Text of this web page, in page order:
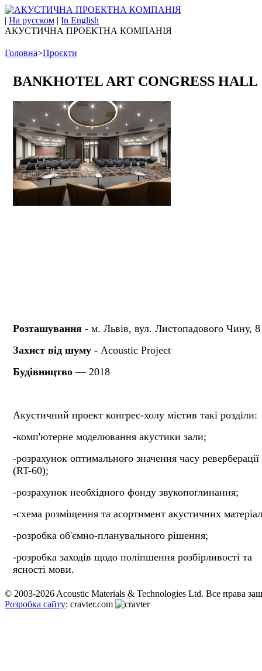
| На русском | In English
АКУСТИЧНА ПРОЕКТНА КОМПАНІЯ
Головна>Проєкти
BANKHOTEL ART CONGRESS HALL
Розташування - м. Львів, вул. Листопадового Чину, 8
Захист від шуму - Acoustic Project
Будівництво— 2018
Акустичний проект конгрес-холу містив такі розділи:
-комп'ютерне моделювання акустики зали;
-розрахунок оптимального значення часу реверберації
(RT-60);
-розрахунок необхідного фонду звукопоглинання;
-схема розміщення та асортимент акустичних
-розробка об'ємно-планувального рішення;
-розробка заходів щодо поліпшення розбірливості та
ясності мови.
© 2003-2026 Acoustic Materials & Technologies Ltd. Все права
Розробка сайту: cravter.com